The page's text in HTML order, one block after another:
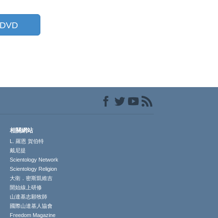
相關網站
L. 羅恩 賀伯特
戴尼提
Scientology Network
Scientology Religion
大衛．密斯凱維吉
開始線上研修
山達基志願牧師
國際山達基人協會
Freedom Magazine